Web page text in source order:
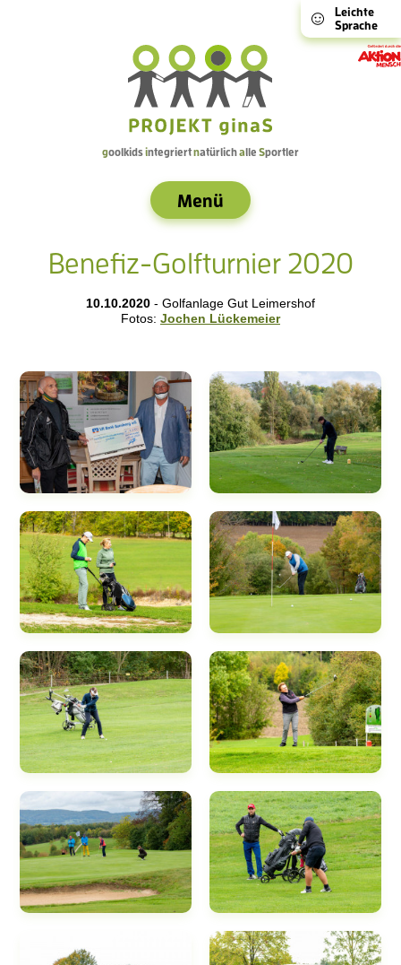
Leichte
Sprache
goolkidsintegriertnatürlichalle Sportler
Menü
Benefiz-Golfturnier 2020
10.10.2020 - Golfanlage Gut Leimershof
Fotos: Jochen Lückemeier